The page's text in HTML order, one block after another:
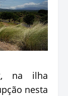
na ilha
nesta